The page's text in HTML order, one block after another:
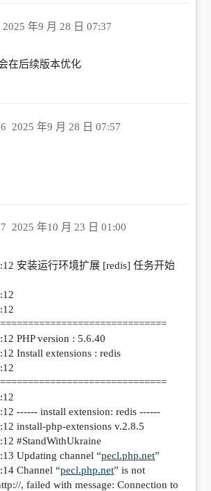
2025 年9 月 28 日 07:37
在后续版本优化
2025 年9 月 28 日 07:57
6
2025 年10 月 23 日 01:00
7
安装运行环境扩展 [redis] 任务开始
PHP version : 5.6.40
Install extensions : redis
------ install extension: redis ------
install-php-extensions v.2.8.5
#StandWithUkraine
Updating channel “pecl.php.net”
Channel “pecl.php.net” is not
, failed with message: Connection to